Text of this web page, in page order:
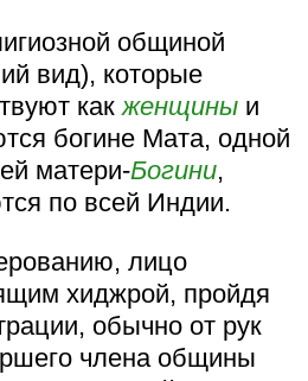
общиной
вид), которые
какженщины и
богине Мата, одной
матери-Богини,
по всей Индии.
лицо
хиджрой, пройдя
обычно от рук
члена общины